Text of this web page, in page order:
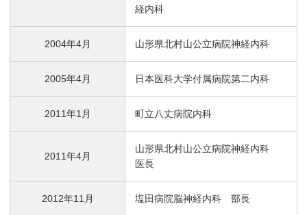
経内科
2004年4月 山形県北村山公立病院神経内科
2005年4月 日本医科大学付属病院第二内科
2011年1月 町立八丈病院内科
2011年4月
山形県北村山公立病院神経内科
医長
2012年11月 塩田病院脳神経内科 部長